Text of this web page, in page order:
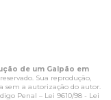
de um Galpão em
Sua reprodução,
sem a autorização do autor.
Penal – Lei 9610/98 - Lei